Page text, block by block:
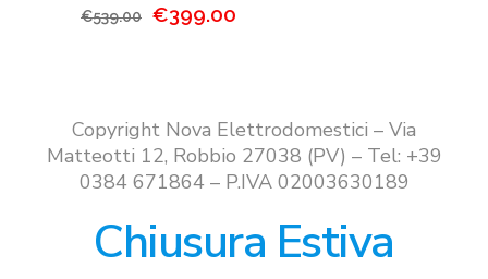
€539.00
Il
€539.00.
€399.00
€399.00.
Copyright Nova Elettrodomestici – Via
Matteotti 12, Robbio 27038 (PV) – Tel: +39
0384 671864 – P.IVA 02003630189
Chiusura Estiva